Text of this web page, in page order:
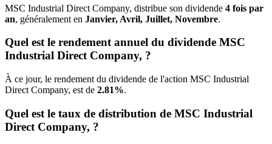
MSC Industrial Direct Company, distribue son dividende 4 fois par
an, généralement en Janvier, Avril, Juillet, Novembre.
Quel est le rendement annuel du dividende MSC
Industrial Direct Company, ?
À ce jour, le rendement du dividende de l'action MSC Industrial
Direct Company, est de 2.81%.
Quel est le taux de distribution de MSC Industrial
Direct Company, ?